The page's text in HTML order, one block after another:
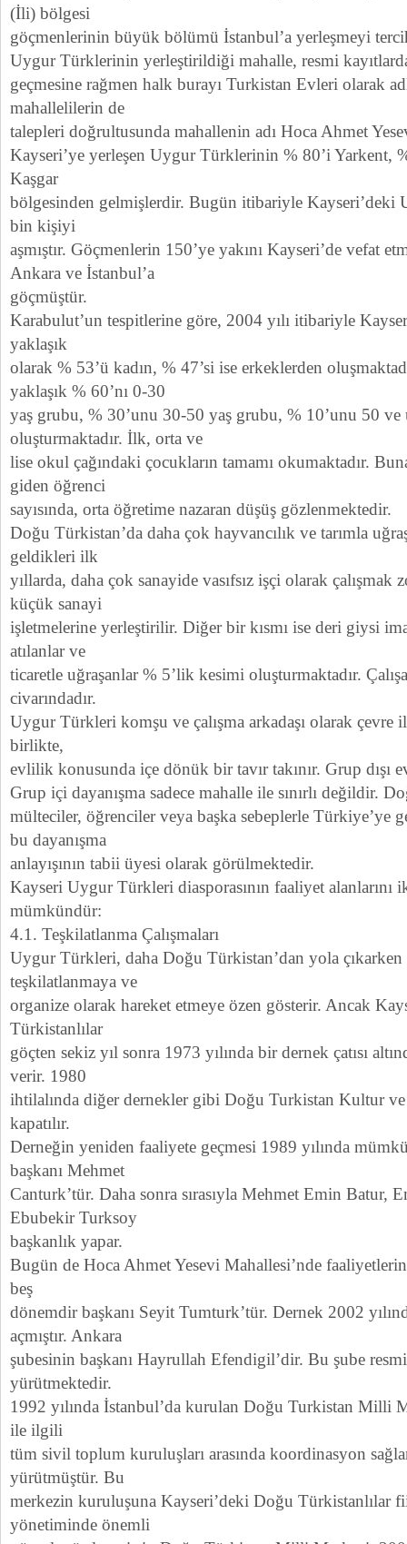
(İli) bölgesi
göçmenlerinin büyük bölümü İstanbul’a yerleşmeyi
Uygur Türklerinin yerleştirildiği mahalle, resmi
geçmesine rağmen halk burayı Turkistan Evleri olarak
mahallelilerin de
talepleri doğrultusunda mahallenin adı Hoca Ahmet
Kayseri’ye yerleşen Uygur Türklerinin % 80’i Yarkent,
Kaşgar
bölgesinden gelmişlerdir. Bugün itibariyle
bin kişiyi
aşmıştır. Göçmenlerin 150’ye yakını Kayseri’de vefat
Ankara ve İstanbul’a
göçmüştür.
Karabulut’un tespitlerine göre, 2004 yılı itibariyle
yaklaşık
olarak % 53’ü kadın, % 47’si ise erkeklerden
yaklaşık % 60’nı 0-30
yaş grubu, % 30’unu 30-50 yaş grubu, % 10’unu 50 ve
oluşturmaktadır. İlk, orta ve
lise okul çağındaki çocukların tamamı okumaktadır.
giden öğrenci
sayısında, orta öğretime nazaran düşüş gözlenmektedir.
Doğu Türkistan’da daha çok hayvancılık ve tarımla
geldikleri ilk
yıllarda, daha çok sanayide vasıfsız işçi olarak çalışmak
küçük sanayi
işletmelerine yerleştirilir. Diğer bir kısmı ise deri giysi
atılanlar ve
ticaretle uğraşanlar % 5’lik kesimi oluşturmaktadır.
civarındadır.
Uygur Türkleri komşu ve çalışma arkadaşı olarak
birlikte,
evlilik konusunda içe dönük bir tavır takınır. Grup dışı
Grup içi dayanışma sadece mahalle ile sınırlı değildir.
mülteciler, öğrenciler veya başka sebeplerle Türkiye’ye
bu dayanışma
anlayışının tabii üyesi olarak görülmektedir.
Kayseri Uygur Türkleri diasporasının faaliyet alanlarını
mümkündür:
4.1. Teşkilatlanma Çalışmaları
Uygur Türkleri, daha Doğu Türkistan’dan yola
teşkilatlanmaya ve
organize olarak hareket etmeye özen gösterir. Ancak
Türkistanlılar
göçten sekiz yıl sonra 1973 yılında bir dernek çatısı
verir. 1980
ihtilalında diğer dernekler gibi Doğu Turkistan Kultur ve
kapatılır.
Derneğin yeniden faaliyete geçmesi 1989 yılında
başkanı Mehmet
Canturk’tür. Daha sonra sırasıyla Mehmet Emin Batur,
Ebubekir Turksoy
başkanlık yapar.
Bugün de Hoca Ahmet Yesevi Mahallesi’nde
beş
dönemdir başkanı Seyit Tumturk’tür. Dernek 2002
açmıştır. Ankara
şubesinin başkanı Hayrullah Efendigil’dir. Bu şube
yürütmektedir.
1992 yılında İstanbul’da kurulan Doğu Turkistan Milli
ile ilgili
tüm sivil toplum kuruluşları arasında koordinasyon
yürütmüştür. Bu
merkezin kuruluşuna Kayseri’deki Doğu Türkistanlılar
yönetiminde önemli